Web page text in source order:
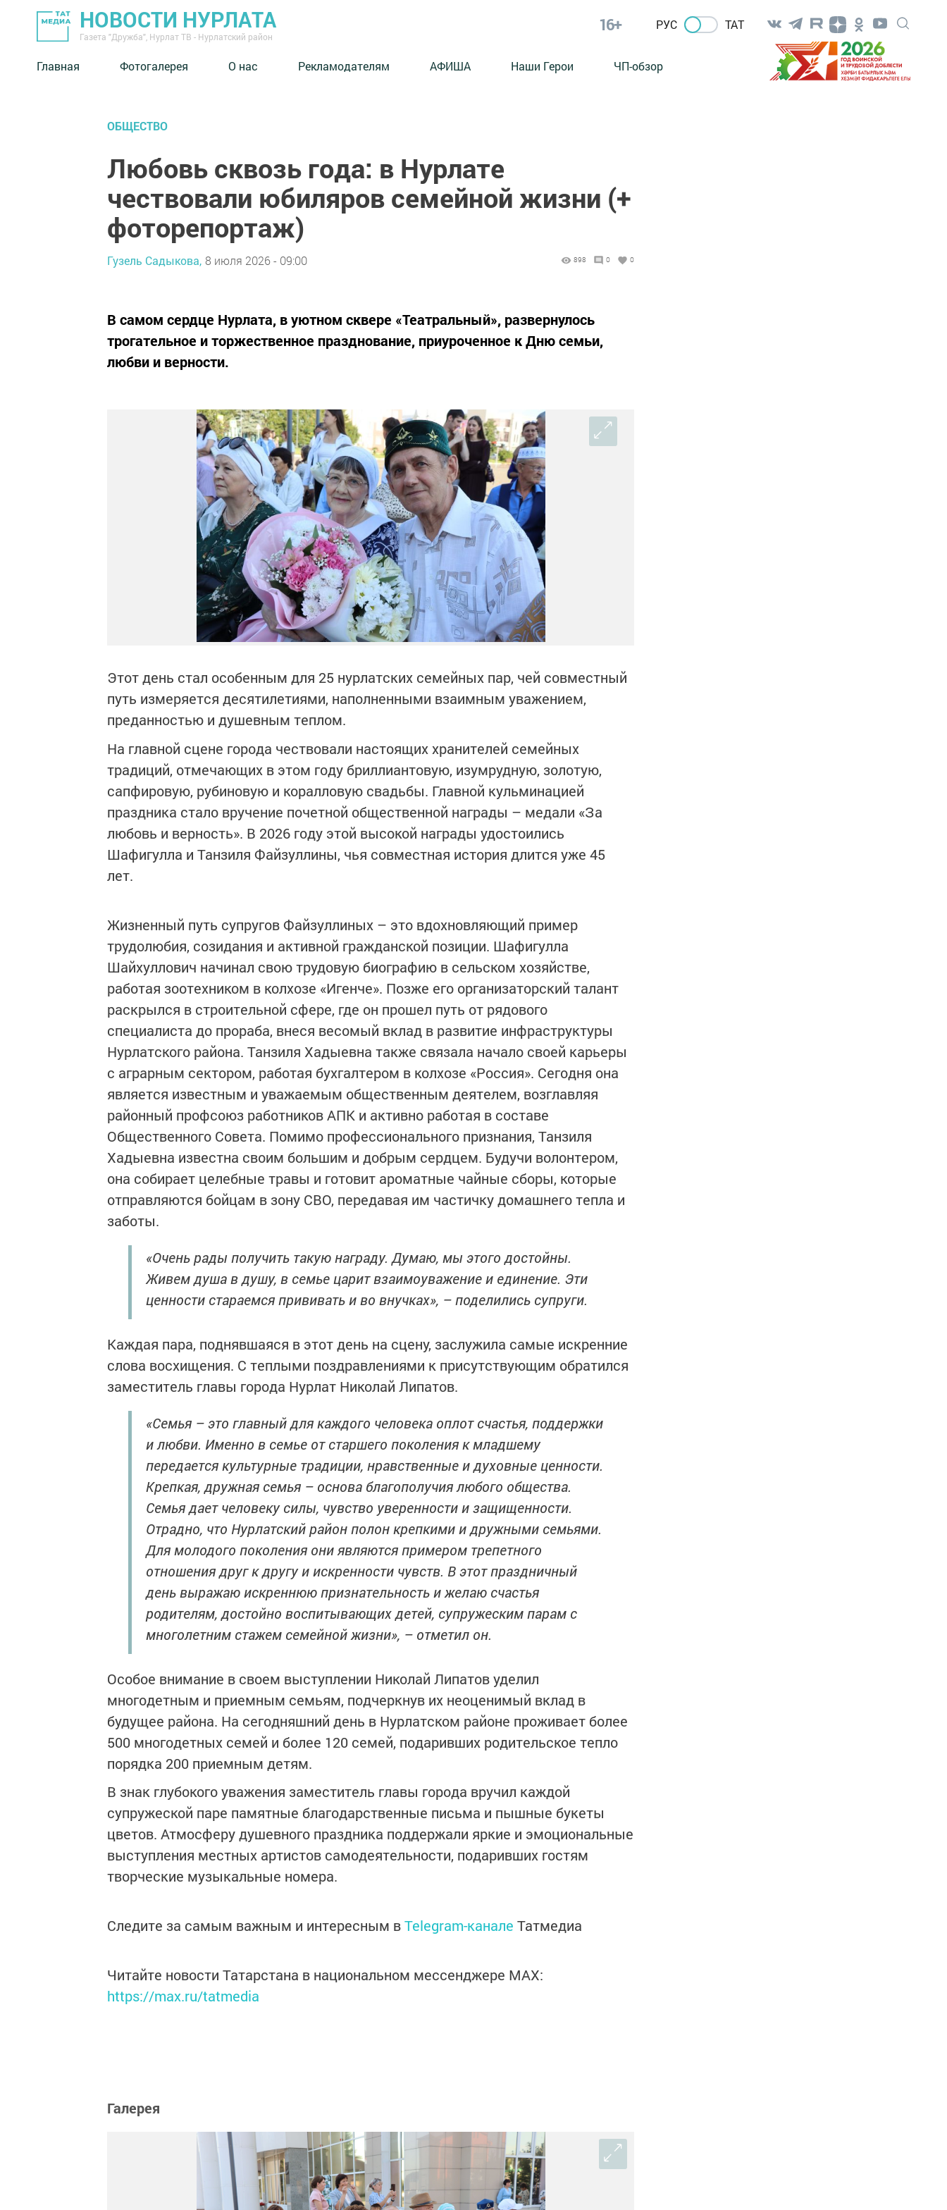
НОВОСТИ НУРЛАТА
Газета "Дружба", Нурлат ТВ - Нурлатский район
16+ РУС ТАТ
Главная Фотогалерея О нас Рекламодателям АФИША Наши Герои ЧП-обзор
ОБЩЕСТВО
Любовь сквозь года: в Нурлате
чествовали юбиляров семейной жизни (+
фоторепортаж)
Гузель Садыкова, 8 июля 2026 - 09:00 898 0 0
В самом сердце Нурлата, в уютном сквере «Театральный», развернулось
трогательное и торжественное празднование, приуроченное к Дню семьи,
любви и верности.
Этот день стал особенным для 25 нурлатских семейных пар, чей совместный
путь измеряется десятилетиями, наполненными взаимным уважением,
преданностью и душевным теплом.
На главной сцене города чествовали настоящих хранителей семейных
традиций, отмечающих в этом году бриллиантовую, изумрудную, золотую,
сапфировую, рубиновую и коралловую свадьбы. Главной кульминацией
праздника стало вручение почетной общественной награды – медали «За
любовь и верность». В 2026 году этой высокой награды удостоились
Шафигулла и Танзиля Файзуллины, чья совместная история длится уже 45
лет.
Жизненный путь супругов Файзуллиных – это вдохновляющий пример
трудолюбия, созидания и активной гражданской позиции. Шафигулла
Шайхуллович начинал свою трудовую биографию в сельском хозяйстве,
работая зоотехником в колхозе «Игенче». Позже его организаторский талант
раскрылся в строительной сфере, где он прошел путь от рядового
специалиста до прораба, внеся весомый вклад в развитие инфраструктуры
Нурлатского района. Танзиля Хадыевна также связала начало своей карьеры
с аграрным сектором, работая бухгалтером в колхозе «Россия». Сегодня она
является известным и уважаемым общественным деятелем, возглавляя
районный профсоюз работников АПК и активно работая в составе
Общественного Совета. Помимо профессионального признания, Танзиля
Хадыевна известна своим большим и добрым сердцем. Будучи волонтером,
она собирает целебные травы и готовит ароматные чайные сборы, которые
отправляются бойцам в зону СВО, передавая им частичку домашнего тепла и
заботы.
«Очень рады получить такую награду. Думаю, мы этого достойны.
Живем душа в душу, в семье царит взаимоуважение и единение. Эти
ценности стараемся прививать и во внучках», – поделились супруги.
Каждая пара, поднявшаяся в этот день на сцену, заслужила самые искренние
слова восхищения. С теплыми поздравлениями к присутствующим обратился
заместитель главы города Нурлат Николай Липатов.
«Семья – это главный для каждого человека оплот счастья, поддержки
и любви. Именно в семье от старшего поколения к младшему
передается культурные традиции, нравственные и духовные ценности.
Крепкая, дружная семья – основа благополучия любого общества.
Семья дает человеку силы, чувство уверенности и защищенности.
Отрадно, что Нурлатский район полон крепкими и дружными семьями.
Для молодого поколения они являются примером трепетного
отношения друг к другу и искренности чувств. В этот праздничный
день выражаю искреннюю признательность и желаю счастья
родителям, достойно воспитывающих детей, супружеским парам с
многолетним стажем семейной жизни», – отметил он.
Особое внимание в своем выступлении Николай Липатов уделил
многодетным и приемным семьям, подчеркнув их неоценимый вклад в
будущее района. На сегодняшний день в Нурлатском районе проживает более
500 многодетных семей и более 120 семей, подаривших родительское тепло
порядка 200 приемным детям.
В знак глубокого уважения заместитель главы города вручил каждой
супружеской паре памятные благодарственные письма и пышные букеты
цветов. Атмосферу душевного праздника поддержали яркие и эмоциональные
выступления местных артистов самодеятельности, подаривших гостям
творческие музыкальные номера.
Следите за самым важным и интересным вTelegram-канале Татмедиа
Читайте новости Татарстана в национальном мессенджере MАХ:
https://max.ru/tatmedia
Галерея